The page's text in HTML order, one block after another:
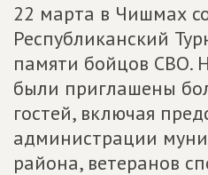
22 марта в Чишмах
Республиканский
памяти бойцов СВО.
были приглашены
гостей, включая
администрации
района, ветеранов